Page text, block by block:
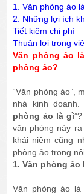
1. Văn phòng ảo
2. Những lợi ích
Tiết kiệm chi phí
Thuận lợi trong
Văn phòng ảo
phòng ảo?
“Văn phòng ảo”,
nhà kinh
phòng ảo là gì
văn phòng này
khái niệm cũng
phòng ảo trong
1. Văn phòng ảo
Văn phòng ảo